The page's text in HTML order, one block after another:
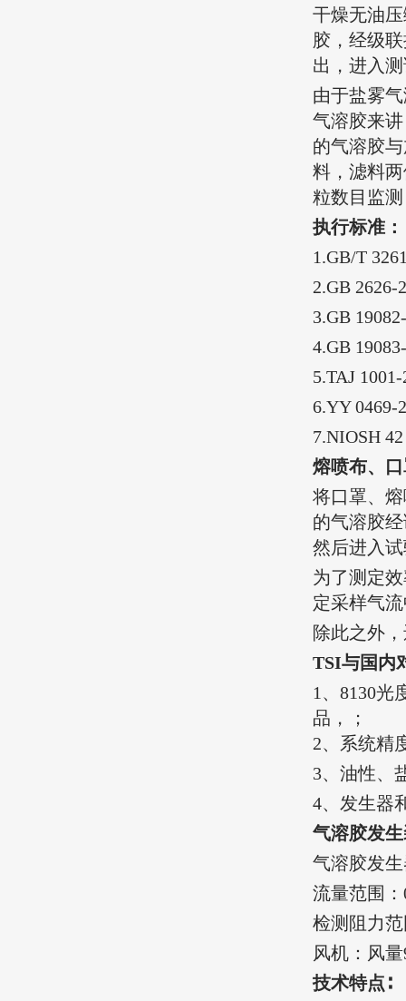
干燥无油
胶，经级
出，进入
由于盐雾
气溶胶来
的气溶胶
料，滤料
粒数目监
执行标准：
1.GB/T
2.GB
3.GB
4.GB
5.TAJ
6.YY 0469-
7.‌NIOSH
熔喷布、
将口罩、
的气溶胶
然后进入
为了测定
定采样气
除此之外
TSI与国内
1、8130光
品，；
2、系统精
3、 油性、
4、 发生器
气溶胶发
气溶胶发
‌‌流量范围‌：
检测阻力
风机：风
技术特点∶